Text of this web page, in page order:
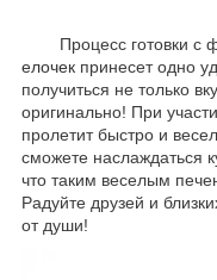
Процесс готовки с
елочек принесет одно
получиться не только
оригинально! При
пролетит быстро и
сможете
что таким веселым
Радуйте друзей и
от души!